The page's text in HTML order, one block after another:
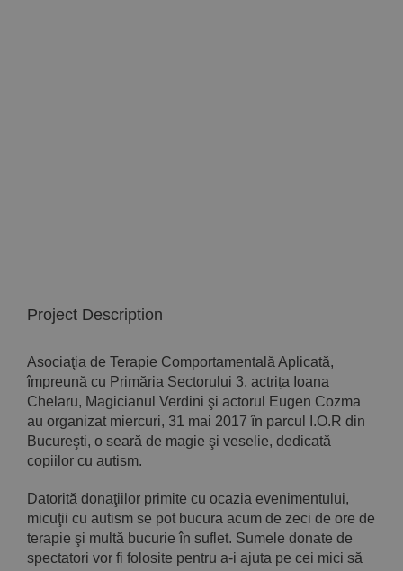
Project Description
Asociaţia de Terapie Comportamentală Aplicată,
împreună cu Primăria Sectorului 3, actrița Ioana
Chelaru, Magicianul Verdini şi actorul Eugen Cozma
au organizat miercuri, 31 mai 2017 în parcul I.O.R din
Bucureşti, o seară de magie şi veselie, dedicată
copiilor cu autism.
Datorită donaţiilor primite cu ocazia evenimentului,
micuţii cu autism se pot bucura acum de zeci de ore de
terapie şi multă bucurie în suflet. Sumele donate de
spectatori vor fi folosite pentru a-i ajuta pe cei mici să